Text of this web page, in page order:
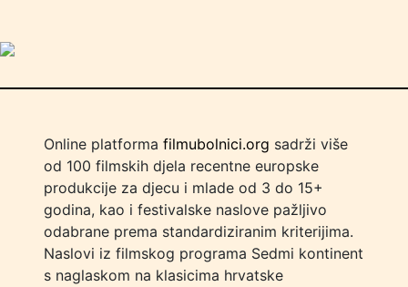
Online platforma filmubolnici.org sadrži više
od 100 filmskih djela recentne europske
produkcije za djecu i mlade od 3 do 15+
godina, kao i festivalske naslove pažljivo
odabrane prema standardiziranim kriterijima.
Naslovi iz filmskog programa Sedmi kontinent
s naglaskom na klasicima hrvatske